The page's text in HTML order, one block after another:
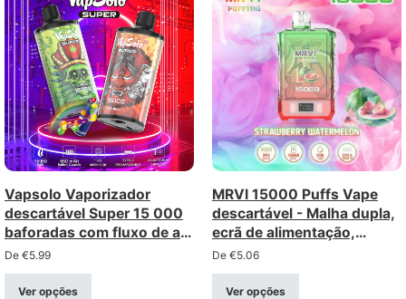
Vapsolo Vaporizador
descartável Super 15 000
baforadas com fluxo de ar
ajustável em 4 níveis –
recarregável via Type-C
(potência 2%/5%)
De €5.99
Ver opções
MRVI 15000 Puffs Vape
descartável - Malha dupla,
ecrã de alimentação,
cordão de segurança
De €5.06
Ver opções